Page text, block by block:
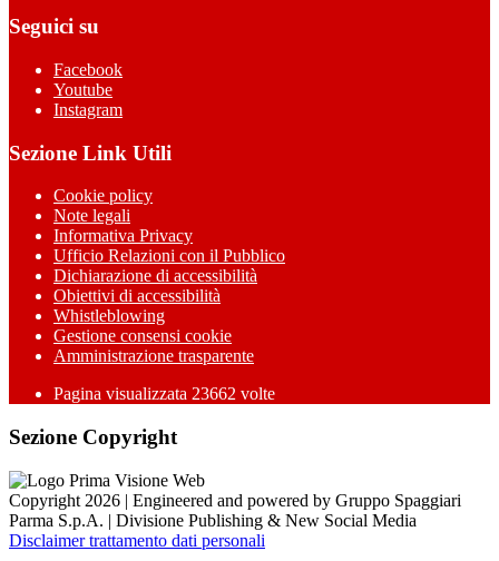
Seguici su
Facebook
Youtube
Instagram
Sezione Link Utili
Cookie policy
Note legali
Informativa Privacy
Ufficio Relazioni con il Pubblico
Dichiarazione di accessibilità
Obiettivi di accessibilità
Whistleblowing
Gestione consensi cookie
Amministrazione trasparente
Pagina visualizzata 23662 volte
Sezione Copyright
Copyright 2026 | Engineered and powered by Gruppo Spaggiari
Parma S.p.A. | Divisione Publishing & New Social Media
Disclaimer trattamento dati personali